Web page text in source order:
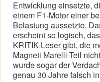
Entwicklung einsetzte,
einem F1-Motor einer
Belastung aussetzte.
erscheint so logisch,
KRITIK-Leser gibt, die
Magneti Marelli-Teil
wurde sogar der
genau 30 Jahre falsch